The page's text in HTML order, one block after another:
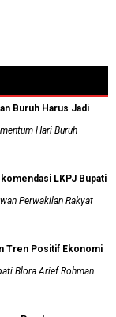
Buruh Harus Jadi
Hari Buruh
LKPJ Bupati
Perwakilan Rakyat
Tren Positif Ekonomi
Blora Arief Rohman